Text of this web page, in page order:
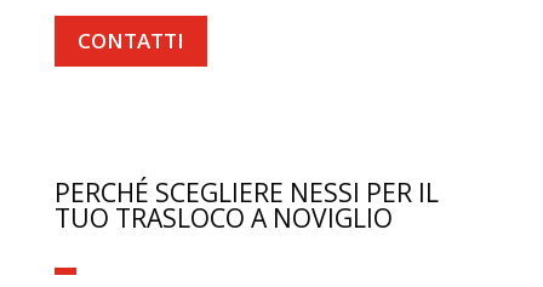
CONTATTI
PERCHÉ SCEGLIERE NESSI PER IL
TUO TRASLOCO A NOVIGLIO